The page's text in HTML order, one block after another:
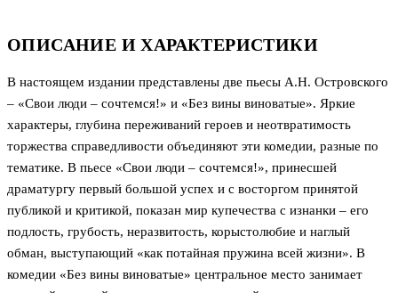
ОПИСАНИЕ И ХАРАКТЕРИСТИКИ
В настоящем издании представлены две пьесы А.Н. Островского
– «Свои люди – сочтемся!» и «Без вины виноватые». Яркие
характеры, глубина переживаний героев и неотвратимость
торжества справедливости объединяют эти комедии, разные по
тематике. В пьесе «Свои люди – сочтемся!», принесшей
драматургу первый большой успех и с восторгом принятой
публикой и критикой, показан мир купечества с изнанки – его
подлость, грубость, неразвитость, корыстолюбие и наглый
обман, выступающий «как потайная пружина всей жизни». В
комедии «Без вины виноватые» центральное место занимает